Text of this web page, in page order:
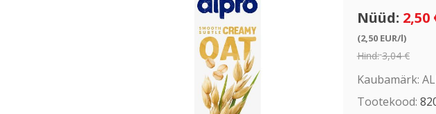
Nüüd: 2,50
(2,50 EUR/l)
Hind: 3,04 €
Kaubamärk:
Tootekood: